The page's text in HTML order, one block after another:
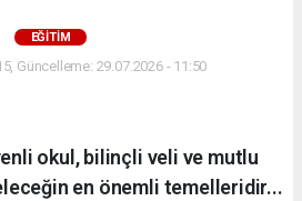
EĞİTİM
Güncelleme: 29.07.2026 - 11:50
okul, bilinçli veli ve mutlu
en önemli temelleridir...